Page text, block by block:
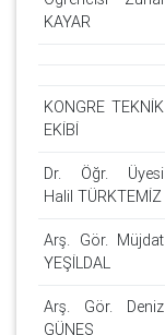
KAYAR
KONGRE TEKNİK
EKİBİ
Dr. Öğr. Üyesi
Halil TÜRKTEMİZ
Arş. Gör. Müjdat
YEŞİLDAL
Arş. Gör. Deniz
GÜNEŞ